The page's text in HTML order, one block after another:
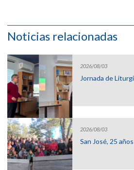
Noticias relacionadas
2026/08/03
Jornada de
2026/08/03
San José, 25 años